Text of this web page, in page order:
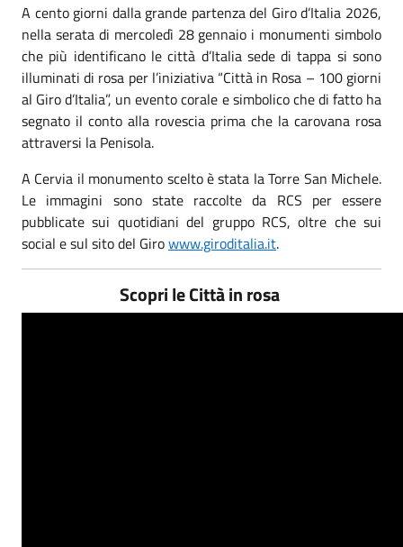
A cento giorni dalla grande partenza del Giro d’Italia 2026,
nella serata di mercoledì 28 gennaio i monumenti simbolo
che più identificano le città d’Italia sede di tappa si sono
illuminati di rosa per l’iniziativa “Città in Rosa – 100 giorni
al Giro d’Italia”, un evento corale e simbolico che di fatto ha
segnato il conto alla rovescia prima che la carovana rosa
attraversi la Penisola.
A Cervia il monumento scelto è stata la Torre San Michele.
Le immagini sono state raccolte da RCS per essere
pubblicate sui quotidiani del gruppo RCS, oltre che sui
social e sul sito del Girowww.giroditalia.it.
Scopri le Città in rosa